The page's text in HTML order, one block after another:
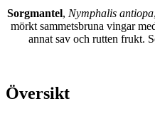
Sorgmantel, Nymphalis antiopa
mörkt sammetsbruna vingar
annat sav och rutten frukt.
Översikt